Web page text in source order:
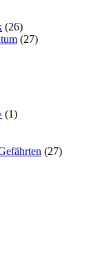
(26)
(27)
(1)
(27)